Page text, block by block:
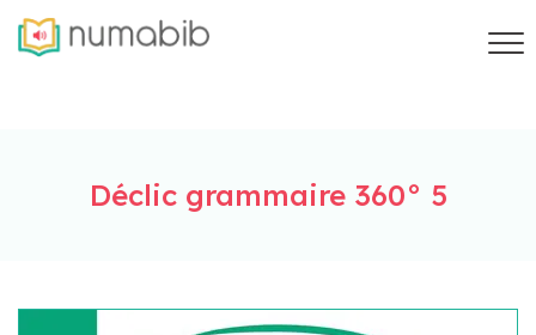
Déclic grammaire 360° 5